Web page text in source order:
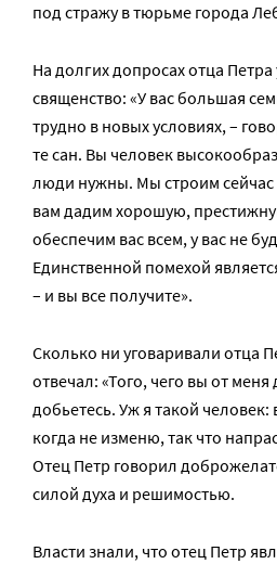
под стражу в тюрьме города
На долгих допросах отца
священство: «У вас боль­шая
труд­но в но­вых усло­ви­ях, –
те сан. Вы че­ло­век
лю­ди нуж­ны. Мы стро­им сей­час
вам да­дим хо­ро­шую,
обес­пе­чим вас всем, у вас не
Един­ствен­ной по­ме­хой
– и вы все по­лу­чи­те».
Сколько ни уговаривали отца
отвечал: «То­го, че­го вы от
до­бье­тесь. Уж я та­кой
ко­гда не из­ме­ню, так что
Отец Петр говорил
силой духа и решимостью.
Власти знали, что отец Петр